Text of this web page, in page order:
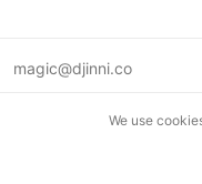
magic@djinni.co
We use